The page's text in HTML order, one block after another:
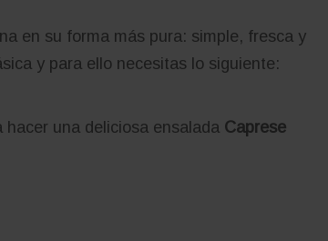
en su forma más pura: simple, fresca y
y para ello necesitas lo siguiente:
hacer una deliciosa ensalada Caprese